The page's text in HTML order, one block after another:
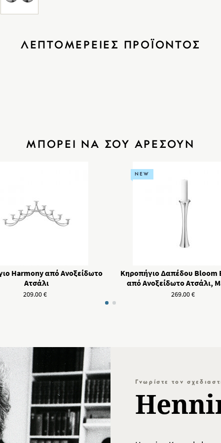
ΛΕΠΤΟΜΕΡΕΙΕΣ ΠΡΟΪΟΝΤΟΣ
ΜΠΟΡΕΙ ΝΑ ΣΟΥ ΑΡΕΣΟΥΝ
Harmony από Ανοξείδωτο
Ατσάλι
209.00€
NEW
Κηροπήγιο Δαπέδου Bloom
από Ανοξείδωτο Ατσάλι,
269.00€
Γνωρίστε τον